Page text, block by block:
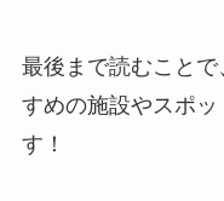
最後まで読むこと
すめの施設やスポ
す！